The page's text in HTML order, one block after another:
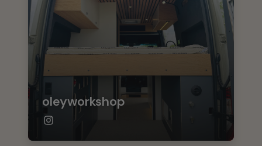
oleyworkshop